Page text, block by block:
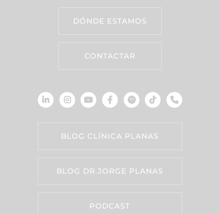
DÓNDE ESTAMOS
CONTACTAR
BLOG CLÍNICA PLANAS
BLOG DR.JORGE PLANAS
PODCAST